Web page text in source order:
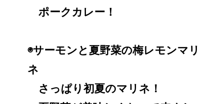
ポークカレー！
◉サーモンと夏野菜の梅レモンマリ
ネ
さっぱり初夏のマリネ！